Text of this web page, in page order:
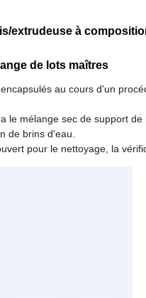
extrudeuse à
de lots maîtres
au cours d'un
le mélange sec de support
de brins d'eau.
pour le nettoyage, la